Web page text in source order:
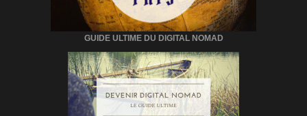
GUIDE ULTIME DU DIGITAL NOMAD